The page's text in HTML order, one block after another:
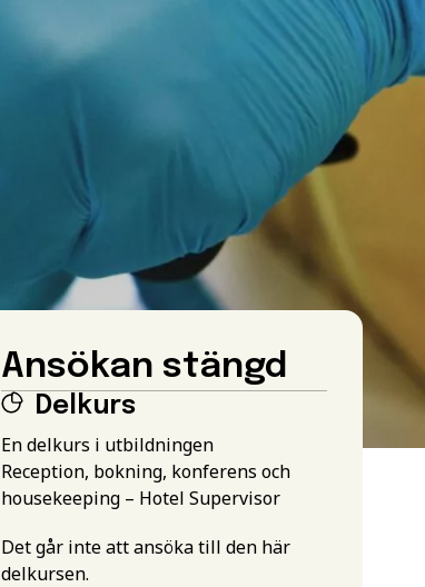
Ansökan stängd
Delkurs
En delkurs i utbildningen
Reception, bokning, konferens och
housekeeping – Hotel Supervisor
Det går inte att ansöka till den här
delkursen.